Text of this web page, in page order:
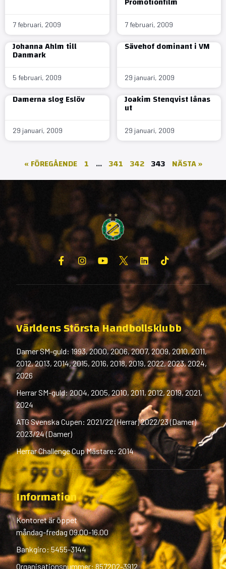
7 februari, 2009 7 februari, 2009
Johanna Ahlm till
Danmark
5 februari, 2009
Sävehof dominant i VM
29 januari, 2009
Damerna slog Eslöv
29 januari, 2009
Joakim Stenqvist lånas
ut
29 januari, 2009
« FÖREGÅENDE 1 … 341 342 343 NÄSTA »
Världens Största Handbollsklubb
Damer SM-guld: 1993, 2000, 2006, 2007, 2009, 2010, 2011,
2012, 2013, 2014, 2015, 2016, 2018, 2019, 2022, 2023, 2024,
2026
Herrar SM-guld: 2004, 2005, 2010, 2011, 2012, 2019, 2021,
2024
ATG Svenska Cupen: 2021/22 (Herrar) 2022/23 (Damer)
2023/24 (Damer)
Herrar Challenge Cup Mästare: 2014
Information
Kontoret är öppet
måndag-fredag 09.00-16.00
Bankgiro: 5455-3144
Organisationsnummer: 857202-3912